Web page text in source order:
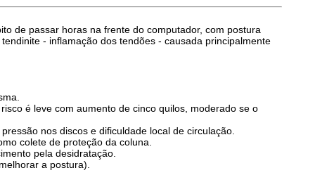
de passar horas na frente do computador, com postura
- inflamação dos tendões - causada principalmente
é leve com aumento de cinco quilos, moderado se o
nos discos e dificuldade local de circulação.
colete de proteção da coluna.
pela desidratação.
a postura).